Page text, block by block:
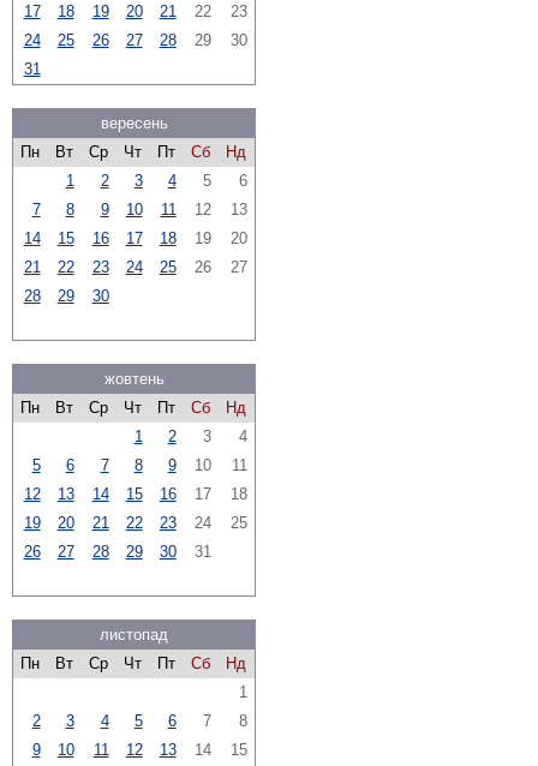
17
18 19 20 21 22
23
24
25 26 27 28 29
30
31
вересень
Пн
Вт Ср Чт Пт Сб
Нд
1
2 3 4 5
6
7
8 9 10 11 12
13
14
15 16 17 18 19
20
21
22 23 24 25 26
27
28
29 30
жовтень
Пн
Вт Ср Чт Пт Сб
Нд
1
2 3
4
5
6 7 8 9 10
11
12
13 14 15 16 17
18
19
20 21 22 23 24
25
26
27 28 29 30 31
листопад
Пн
Вт Ср Чт Пт Сб
Нд
1
2
3 4 5 6 7
8
9
10 11 12 13 14
15